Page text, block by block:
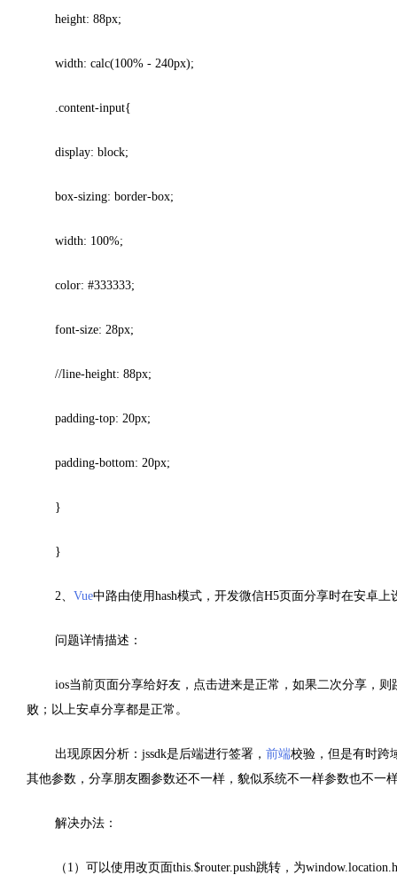
height: 88px;
width: calc(100% - 240px);
.content-input{
display: block;
box-sizing: border-box;
width: 100%;
color: #333333;
font-size: 28px;
//line-height: 88px;
padding-top: 20px;
padding-bottom: 20px;
}
}
2、 Vue中路由使用hash模式，开发微信H5页面分享时在安卓
问题详情描述：
ios当前页面分享给好友，点击进来是正常，如果二次分享，
败；以上安卓分享都是正常。
出现原因分析：jssdk是后端进行签署， 前端校验，但是有时跨
其他参数，分享朋友圈参数还不一样，貌似系统不一样参数也不一
解决办法：
（1）可以使用改页面this.$router.push跳转，为